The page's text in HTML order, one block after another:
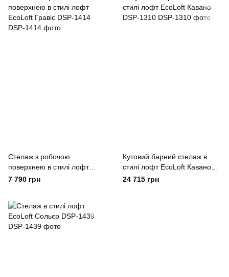
Стелаж з робочою
поверхнею в стилі лофт
EcoLoft Гравіс DSP-1414
7 790 грн
Кутовий барний стелаж в
стилі лофт EcoLoft Кавано
DSP-1310
24 715 грн